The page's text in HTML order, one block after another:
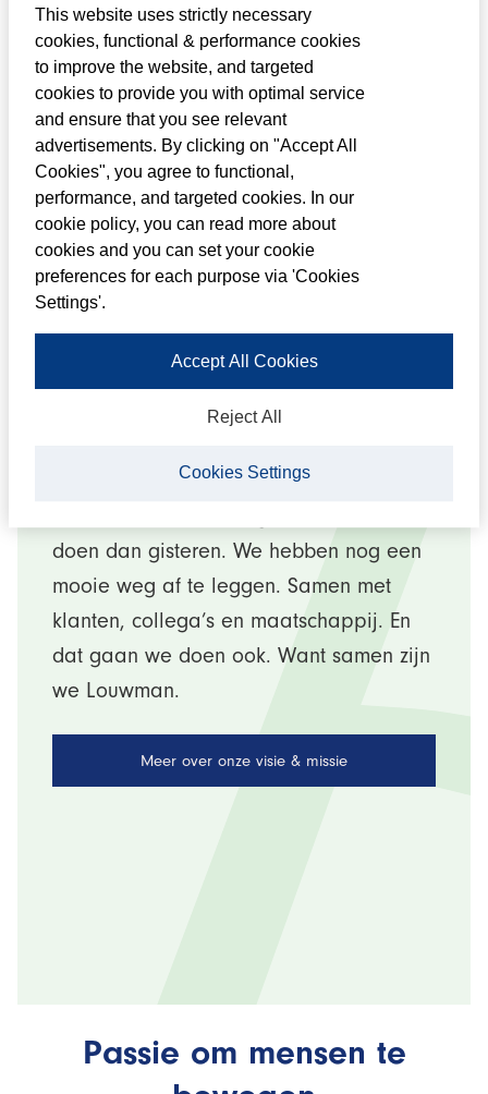
Passie om mensen te
bewegen
Mensen staan voorop in alles wat we
doen. Niet alleen de klant, ook de
samenleving en onze collega’s. We zijn
genieten van de loyaliteit die we
daarvoor terugkrijgen. Daar doen we
Door ons verantwoordelijk te blijven
doen dan gisteren. We hebben nog een
mooie weg af te leggen. Samen met
klanten, collega’s en maatschappij. En
dat gaan we doen ook. Want samen zijn
we Louwman.
Meer over onze visie & missie
Passie om mensen te
This website uses strictly necessary
cookies, functional & performance cookies
to improve the website, and targeted
cookies to provide you with optimal service
and ensure that you see relevant
advertisements. By clicking on "Accept All
Cookies", you agree to functional,
performance, and targeted cookies. In our
cookie policy, you can read more about
cookies and you can set your cookie
preferences for each purpose via 'Cookies
Settings'.
Reject All
Accept All Cookies
Cookies Settings